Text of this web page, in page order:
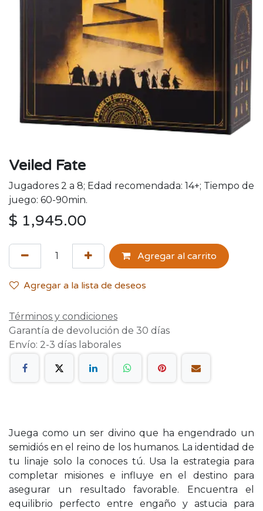
Veiled Fate
Jugadores 2 a 8; Edad recomendada: 14+; Tiempo de
juego: 60-90min.
$ 1,945.00
Agregar al carrito
Agregar a la lista de deseos
Términos y condiciones
Garantía de devolución de 30 días
Envío: 2-3 días laborales
Juega como un ser divino que ha engendrado un
semidiós en el reino de los humanos. La identidad de
tu linaje solo la conoces tú. Usa la estrategia para
completar misiones e influye en el destino para
asegurar un resultado favorable. Encuentra el
equilibrio perfecto entre engaño y astucia para